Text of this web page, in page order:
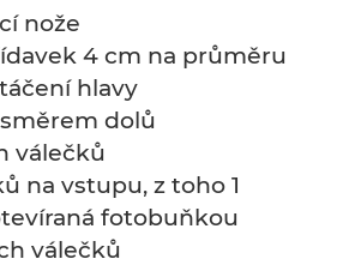
nože
4 cm na průměru
hlavy
dolů
válečků
na vstupu, z toho 1
fotobuňkou
válečků